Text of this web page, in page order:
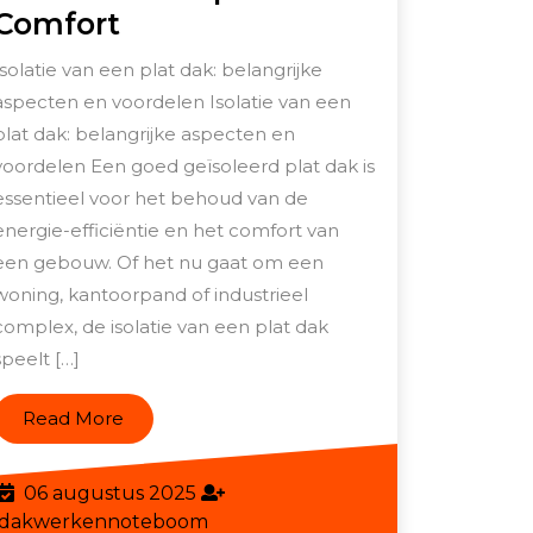
Efficiënte
PIR
Platdak
Isolatie
voor
Optimaal
Comfort
van een plat dak: belangrijke
en voordelen Isolatie van een
dak: belangrijke aspecten en
Een goed geïsoleerd plat dak is
voor het behoud van de
efficiëntie en het comfort van
gebouw. Of het nu gaat om een
kantoorpand of industrieel
de isolatie van een plat dak
[…]
Read More Read
More
06 augustus 2025 06
augustus